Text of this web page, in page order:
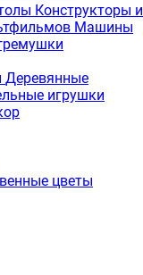
Конструкторы и
Машины
Деревянные
игрушки
цветы